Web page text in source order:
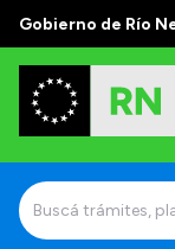
Gobierno de Río